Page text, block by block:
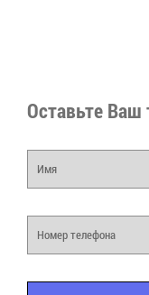
Оставьте Ваш